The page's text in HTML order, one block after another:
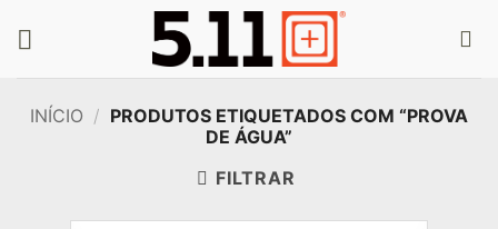
INÍCIO / PRODUTOS ETIQUETADOS COM “PROVA
DE ÁGUA”
FILTRAR